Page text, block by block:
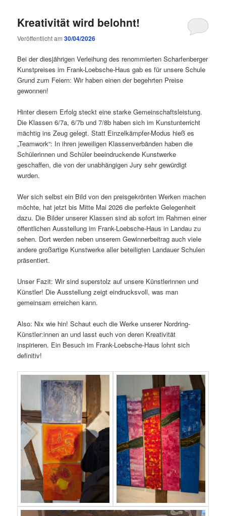
Kreativität wird belohnt!
Veröffentlicht am30/04/2026
Bei der diesjährigen Verleihung des renommierten Scharfenberger
Kunstpreises im Frank-Loebsche-Haus gab es für unsere Schule
Grund zum Feiern: Wir haben einen der begehrten Preise
gewonnen!
Hinter diesem Erfolg steckt eine starke Gemeinschaftsleistung.
Die Klassen 6/7a, 6/7b und 7/8b haben sich im Kunstunterricht
mächtig ins Zeug gelegt. Statt Einzelkämpfer-Modus hieß es
„Teamwork“: In ihren jeweiligen Klassenverbänden haben die
Schülerinnen und Schüler beeindruckende Kunstwerke
geschaffen, die von der unabhängigen Jury sehr gewürdigt
wurden.
Wer sich selbst ein Bild von den preisgekrönten Werken machen
möchte, hat jetzt bis Mitte Mai 2026 die perfekte Gelegenheit
dazu. Die Bilder unserer Klassen sind ab sofort im Rahmen einer
öffentlichen Ausstellung im Frank-Loebsche-Haus in Landau zu
sehen. Dort werden neben unserem Gewinnerbeitrag auch viele
andere großartige Kunstwerke aller beteiligten Landauer Schulen
präsentiert.
Unser Fazit: Wir sind superstolz auf unsere Künstlerinnen und
Künstler! Die Ausstellung zeigt eindrucksvoll, was man
gemeinsam erreichen kann.
Also: Nix wie hin! Schaut euch die Werke unserer Nordring-
Künstler:innen an und lasst euch von deren Kreativität
inspirieren. Ein Besuch im Frank-Loebsche-Haus lohnt sich
definitiv!